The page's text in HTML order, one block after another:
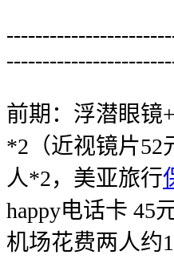
前期：浮潜眼镜
*2（近视镜片52
人*2，美亚旅行
happy电话卡 45
机场花费两人约